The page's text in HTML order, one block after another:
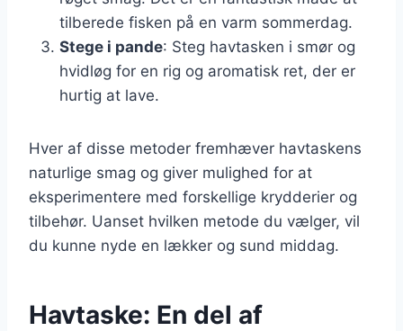
tilberede fisken på en varm sommerdag.
Stege i pande: Steg havtasken i smør og
hvidløg for en rig og aromatisk ret, der er
hurtig at lave.
Hver af disse metoder fremhæver havtaskens
naturlige smag og giver mulighed for at
eksperimentere med forskellige krydderier og
tilbehør. Uanset hvilken metode du vælger, vil
du kunne nyde en lækker og sund middag.
Havtaske: En del af